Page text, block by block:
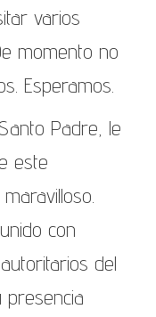
varios
momento no
Esperamos.
Padre, le
este
con
del
presencia